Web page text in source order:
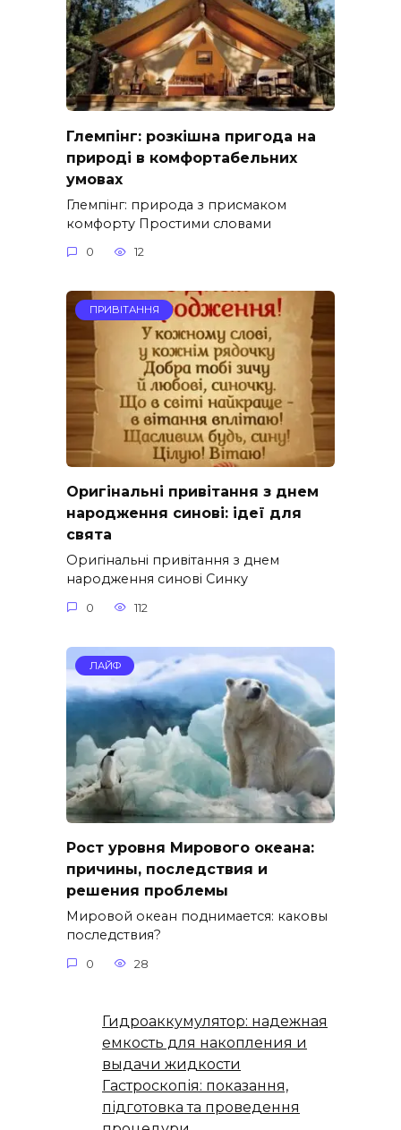
Глемпінг: розкішна пригода на
природі в комфортабельних
умовах
Глемпінг: природа з присмаком
комфорту Простими словами
0 12
ПРИВІТАННЯ
Оригінальні привітання з днем
народження синові: ідеї для
свята
Оригінальні привітання з днем
народження синові Синку
0 112
ЛАЙФ
Рост уровня Мирового океана:
причины, последствия и
решения проблемы
Мировой океан поднимается: каковы
последствия?
0 28
Гидроаккумулятор: надежная
емкость для накопления и
выдачи жидкости
Гастроскопія: показання,
підготовка та проведення